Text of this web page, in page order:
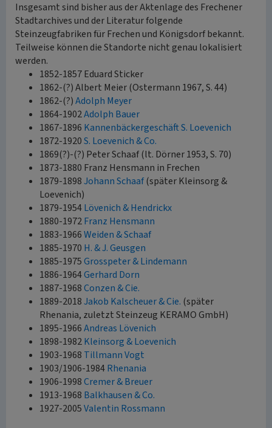
Insgesamt sind bisher aus der Aktenlage des Frechener
Stadtarchives und der Literatur folgende
Steinzeugfabriken für Frechen und Königsdorf bekannt.
Teilweise können die Standorte nicht genau lokalisiert
werden.
1852-1857 Eduard Sticker
1862-(?) Albert Meier (Ostermann 1967, S. 44)
1862-(?)Adolph Meyer
1864-1902Adolph Bauer
1867-1896 Kannenbäckergeschäft S. Loevenich
1872-1920S. Loevenich & Co.
1869(?)-(?) Peter Schaaf (lt. Dörner 1953, S. 70)
1873-1880 Franz Hensmann in Frechen
1879-1898Johann Schaaf(später Kleinsorg &
Loevenich)
1879-1954Lövenich & Hendrickx
1880-1972Franz Hensmann
1883-1966Weiden & Schaaf
1885-1970 H. & J. Geusgen
1885-1975Grosspeter & Lindemann
1886-1964Gerhard Dorn
1887-1968Conzen & Cie.
1889-2018Jakob Kalscheuer & Cie. (später
Rhenania, zuletzt Steinzeug KERAMO GmbH)
1895-1966Andreas Lövenich
1898-1982Kleinsorg & Loevenich
1903-1968 Tillmann Vogt
1903/1906-1984Rhenania
1906-1998Cremer & Breuer
1913-1968 Balkhausen & Co.
1927-2005Valentin Rossmann